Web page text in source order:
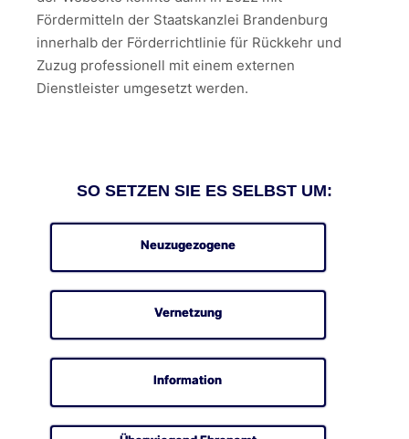
Fördermitteln der Staatskanzlei Brandenburg
innerhalb der Förderrichtlinie für Rückkehr und
Zuzug professionell mit einem externen
Dienstleister umgesetzt werden.
SO SETZEN SIE ES SELBST UM:
Neuzugezogene
Vernetzung
Information